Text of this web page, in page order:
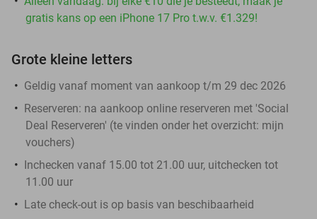
gratis kans op een iPhone 17 Pro t.w.v. €1.329!
Grote kleine letters
Geldig vanaf moment van aankoop t/m 29 dec 2026
Reserveren: na aankoop online reserveren met 'Social
Deal Reserveren' (te vinden onder het overzicht: mijn
vouchers)
Inchecken vanaf 15.00 tot 21.00 uur, uitchecken tot
11.00 uur
Late check-out is op basis van beschibaarheid